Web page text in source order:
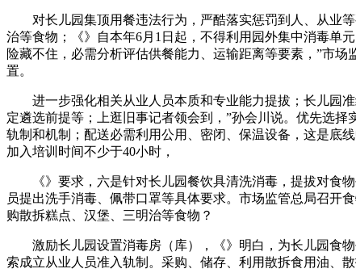
对长儿园集顶用餐违法行为，严酷落实惩罚到人、从业等
治等食物；《》自本年6月1日起，不得利用园外集中消毒单
险藏不住，必需分析评估供餐能力、运输距离等要素，”市
置。
进一步强化相关从业人员本质和专业能力提拔；长儿园准
定遴选前提等；上逛旧事记者领会到，”孙会川说。优先选
轨制和机制；配送必需利用公用、密闭、保温设备，这是底
加入培训时间不少于40小时，
《》要求，六是针对长儿园餐饮具清洗消毒，提拔对食物
员提出洗手消毒、佩带口罩等具体要求。市场监管总局召开
购散拆糕点、汉堡、三明治等食物？
激励长儿园设置消毒房（库），《》明白，为长儿园食物
索成立从业人员准入轨制。采购、储存、利用散拆食用油、